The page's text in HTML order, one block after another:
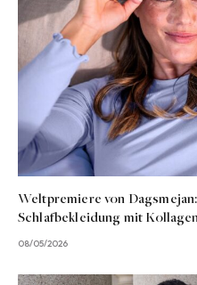
Weltpremiere von
Schlafbekleidung mit
08/05/2026